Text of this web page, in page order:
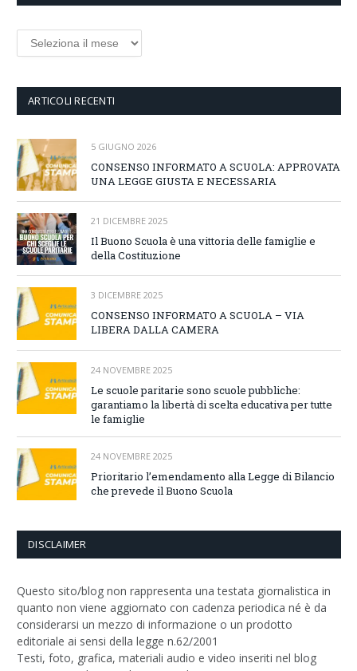
Archivi
ARTICOLI RECENTI
5 GIUGNO 2026
CONSENSO INFORMATO A SCUOLA: APPROVATA
UNA LEGGE GIUSTA E NECESSARIA
21 DICEMBRE 2025
Il Buono Scuola è una vittoria delle famiglie e
della Costituzione
3 DICEMBRE 2025
CONSENSO INFORMATO A SCUOLA – VIA
LIBERA DALLA CAMERA
24 NOVEMBRE 2025
Le scuole paritarie sono scuole pubbliche:
garantiamo la libertà di scelta educativa per tutte
le famiglie
24 NOVEMBRE 2025
Prioritario l’emendamento alla Legge di Bilancio
che prevede il Buono Scuola
DISCLAIMER
Questo sito/blog non rappresenta una testata giornalistica in
quanto non viene aggiornato con cadenza periodica né è da
considerarsi un mezzo di informazione o un prodotto
editoriale ai sensi della legge n.62/2001
Testi, foto, grafica, materiali audio e video inseriti nel blog